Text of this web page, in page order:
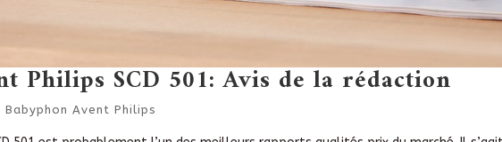
Philips SCD 501: Avis de la rédaction
Babyphon Avent Philips